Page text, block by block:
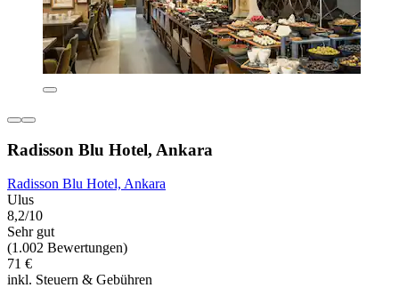
Radisson Blu Hotel, Ankara
Radisson Blu Hotel, Ankara
Ulus
8,2/10
Sehr gut
(1.002 Bewertungen)
71 €
inkl. Steuern & Gebühren